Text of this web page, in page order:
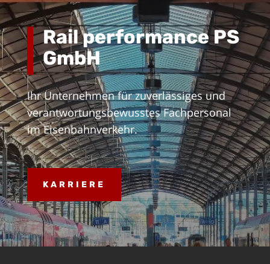
Rail performance PS
GmbH
Ihr Unternehmen für zuverlässiges und
verantwortungsbewusstes Fachpersonal
im Eisenbahnverkehr.
KARRIERE